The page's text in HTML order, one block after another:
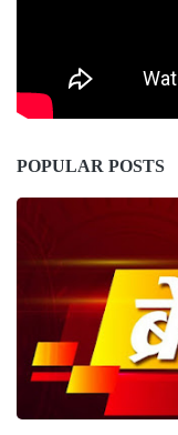
POPULAR POSTS